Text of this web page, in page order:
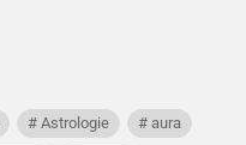
Astrologie
aura